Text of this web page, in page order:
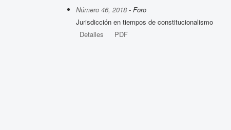
Número 46, 2018 - Foro
Jurisdicción en tiempos de constitucionalismo
Detalles
PDF